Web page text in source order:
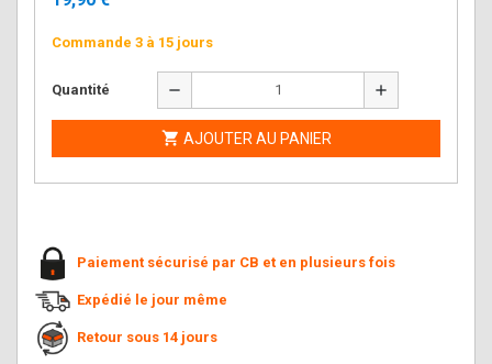
Commande 3 à 15 jours
Quantité remove add
 AJOUTER AU PANIER
Paiement sécurisé par CB et en plusieurs fois
Expédié le jour même
Retour sous 14 jours